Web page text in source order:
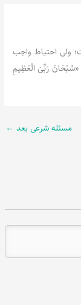
ولی احتیاط واجب
رَبِّیَ الْعَظِیمِ
مسئله شرعی بعد ←